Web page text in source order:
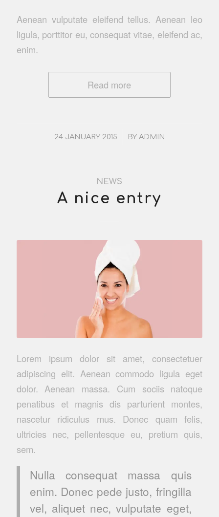
Aenean vulputate eleifend tellus. Aenean leo
ligula, porttitor eu, consequat vitae, eleifend ac,
enim.
Read more
24 JANUARY 2015
/ BY ADMIN
NEWS
A nice entry
Lorem ipsum dolor sit amet, consectetuer
adipiscing elit. Aenean commodo ligula eget
dolor. Aenean massa. Cum sociis natoque
penatibus et magnis dis parturient montes,
nascetur ridiculus mus. Donec quam felis,
ultricies nec, pellentesque eu, pretium quis,
sem.
Nulla consequat massa quis
enim. Donec pede justo, fringilla
vel, aliquet nec, vulputate eget,